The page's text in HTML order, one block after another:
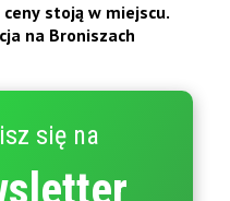
stoją w miejscu.
na Broniszach
się na